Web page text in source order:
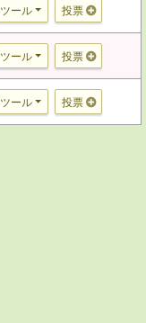
ツール 投票
ツール 投票
ツール 投票